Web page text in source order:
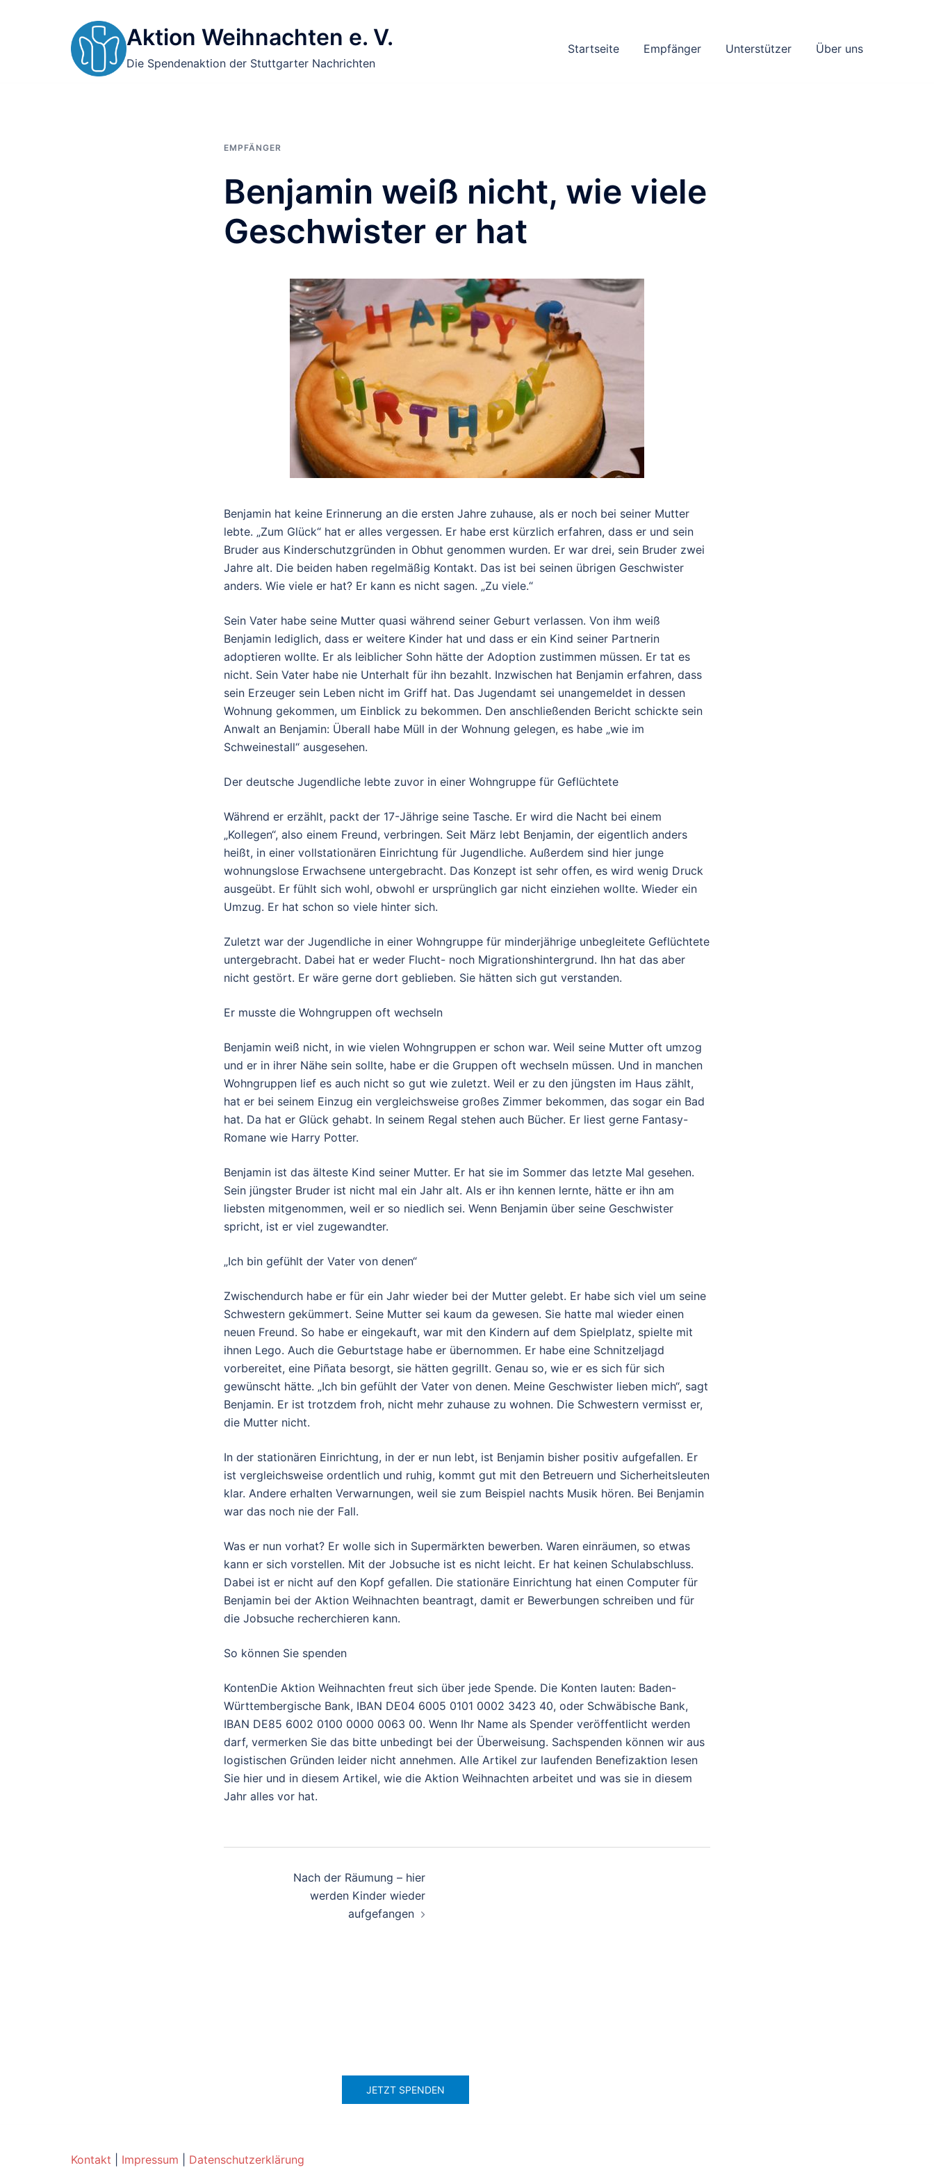
Aktion Weihnachten e. V.
Die Spendenaktion der Stuttgarter Nachrichten
Startseite Empfänger Unterstützer Über uns
EMPFÄNGER
Benjamin weiß nicht, wie viele
Geschwister er hat
Benjamin hat keine Erinnerung an die ersten Jahre zuhause, als er noch bei seiner Mutter
lebte. „Zum Glück“ hat er alles vergessen. Er habe erst kürzlich erfahren, dass er und sein
Bruder aus Kinderschutzgründen in Obhut genommen wurden. Er war drei, sein Bruder zwei
Jahre alt. Die beiden haben regelmäßig Kontakt. Das ist bei seinen übrigen Geschwister
anders. Wie viele er hat? Er kann es nicht sagen. „Zu viele.“
Sein Vater habe seine Mutter quasi während seiner Geburt verlassen. Von ihm weiß
Benjamin lediglich, dass er weitere Kinder hat und dass er ein Kind seiner Partnerin
adoptieren wollte. Er als leiblicher Sohn hätte der Adoption zustimmen müssen. Er tat es
nicht. Sein Vater habe nie Unterhalt für ihn bezahlt. Inzwischen hat Benjamin erfahren, dass
sein Erzeuger sein Leben nicht im Griff hat. Das Jugendamt sei unangemeldet in dessen
Wohnung gekommen, um Einblick zu bekommen. Den anschließenden Bericht schickte sein
Anwalt an Benjamin: Überall habe Müll in der Wohnung gelegen, es habe „wie im
Schweinestall“ ausgesehen.
Der deutsche Jugendliche lebte zuvor in einer Wohngruppe für Geflüchtete
Während er erzählt, packt der 17-Jährige seine Tasche. Er wird die Nacht bei einem
„Kollegen“, also einem Freund, verbringen. Seit März lebt Benjamin, der eigentlich anders
heißt, in einer vollstationären Einrichtung für Jugendliche. Außerdem sind hier junge
wohnungslose Erwachsene untergebracht. Das Konzept ist sehr offen, es wird wenig Druck
ausgeübt. Er fühlt sich wohl, obwohl er ursprünglich gar nicht einziehen wollte. Wieder ein
Umzug. Er hat schon so viele hinter sich.
Zuletzt war der Jugendliche in einer Wohngruppe für minderjährige unbegleitete Geflüchtete
untergebracht. Dabei hat er weder Flucht- noch Migrationshintergrund. Ihn hat das aber
nicht gestört. Er wäre gerne dort geblieben. Sie hätten sich gut verstanden.
Er musste die Wohngruppen oft wechseln
Benjamin weiß nicht, in wie vielen Wohngruppen er schon war. Weil seine Mutter oft umzog
und er in ihrer Nähe sein sollte, habe er die Gruppen oft wechseln müssen. Und in manchen
Wohngruppen lief es auch nicht so gut wie zuletzt. Weil er zu den jüngsten im Haus zählt,
hat er bei seinem Einzug ein vergleichsweise großes Zimmer bekommen, das sogar ein Bad
hat. Da hat er Glück gehabt. In seinem Regal stehen auch Bücher. Er liest gerne Fantasy-
Romane wie Harry Potter.
Benjamin ist das älteste Kind seiner Mutter. Er hat sie im Sommer das letzte Mal gesehen.
Sein jüngster Bruder ist nicht mal ein Jahr alt. Als er ihn kennen lernte, hätte er ihn am
liebsten mitgenommen, weil er so niedlich sei. Wenn Benjamin über seine Geschwister
spricht, ist er viel zugewandter.
„Ich bin gefühlt der Vater von denen“
Zwischendurch habe er für ein Jahr wieder bei der Mutter gelebt. Er habe sich viel um seine
Schwestern gekümmert. Seine Mutter sei kaum da gewesen. Sie hatte mal wieder einen
neuen Freund. So habe er eingekauft, war mit den Kindern auf dem Spielplatz, spielte mit
ihnen Lego. Auch die Geburtstage habe er übernommen. Er habe eine Schnitzeljagd
vorbereitet, eine Piñata besorgt, sie hätten gegrillt. Genau so, wie er es sich für sich
gewünscht hätte. „Ich bin gefühlt der Vater von denen. Meine Geschwister lieben mich“, sagt
Benjamin. Er ist trotzdem froh, nicht mehr zuhause zu wohnen. Die Schwestern vermisst er,
die Mutter nicht.
In der stationären Einrichtung, in der er nun lebt, ist Benjamin bisher positiv aufgefallen. Er
ist vergleichsweise ordentlich und ruhig, kommt gut mit den Betreuern und Sicherheitsleuten
klar. Andere erhalten Verwarnungen, weil sie zum Beispiel nachts Musik hören. Bei Benjamin
war das noch nie der Fall.
Was er nun vorhat? Er wolle sich in Supermärkten bewerben. Waren einräumen, so etwas
kann er sich vorstellen. Mit der Jobsuche ist es nicht leicht. Er hat keinen Schulabschluss.
Dabei ist er nicht auf den Kopf gefallen. Die stationäre Einrichtung hat einen Computer für
Benjamin bei der Aktion Weihnachten beantragt, damit er Bewerbungen schreiben und für
die Jobsuche recherchieren kann.
So können Sie spenden
KontenDie Aktion Weihnachten freut sich über jede Spende. Die Konten lauten: Baden-
Württembergische Bank, IBAN DE04 6005 0101 0002 3423 40, oder Schwäbische Bank,
IBAN DE85 6002 0100 0000 0063 00. Wenn Ihr Name als Spender veröffentlicht werden
darf, vermerken Sie das bitte unbedingt bei der Überweisung. Sachspenden können wir aus
logistischen Gründen leider nicht annehmen. Alle Artikel zur laufenden Benefizaktion lesen
Sie hier und in diesem Artikel, wie die Aktion Weihnachten arbeitet und was sie in diesem
Jahr alles vor hat.
Nach der Räumung – hier
werden Kinder wieder
aufgefangen
JETZT SPENDEN
Kontakt Impressum Datenschutzerklärung